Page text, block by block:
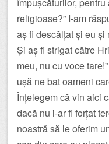
împușcăturilor,
religioase?” I-am
aș fi descălțat și eu și
Și aș fi strigat către
meu, nu cu voce
ușă ne bat oameni
Înțelegem că vin aici
dacă nu i-ar fi forțat
noastră să le oferim